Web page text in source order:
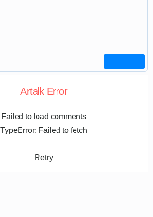
Artalk Error
Failed to load comments
TypeError: Failed to fetch
Retry